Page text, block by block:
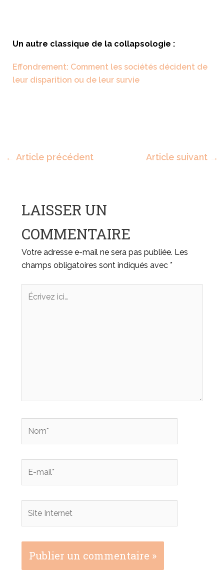
Un autre classique de la collapsologie :
Effondrement: Comment les sociétés décident de
leur disparition ou de leur survie
← Article précédent Article suivant →
LAISSER UN
COMMENTAIRE
Votre adresse e-mail ne sera pas publiée. Les
champs obligatoires sont indiqués avec *
Écrivez
ici…
mail*
Internet